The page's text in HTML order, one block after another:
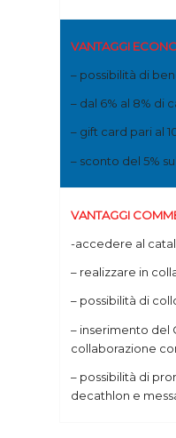
VANTAGGI
– possibilità di
– dal 6% al 8% di
– gift card pari al
– sconto del 5%
VANTAGGI
-accedere al
– realizzare in
– possibilità di
– inserimento del
collaborazione
– possibilità di
decathlon e